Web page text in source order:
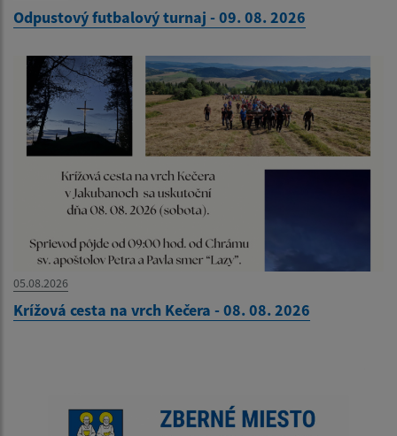
Odpustový futbalový turnaj - 09. 08. 2026
05.08.2026
Krížová cesta na vrch Kečera - 08. 08. 2026